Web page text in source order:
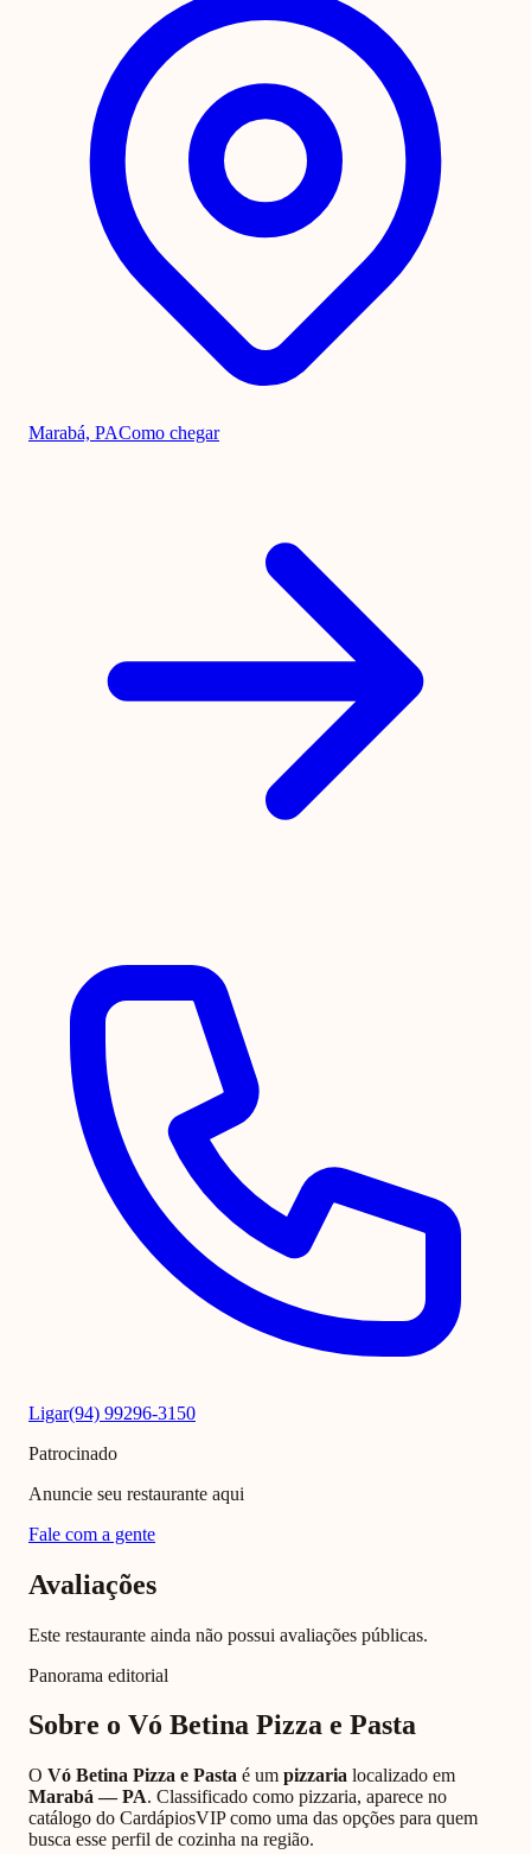
Marabá, PAComo chegar
Ligar(94) 99296-3150
Patrocinado
Anuncie seu restaurante aqui
Fale com a gente
Avaliações
Este restaurante ainda não possui avaliações públicas.
Panorama editorial
Sobre o Vó Betina Pizza e Pasta
O Vó Betina Pizza e Pasta é um pizzaria localizado em
Marabá —PA. Classificado como pizzaria, aparece no
catálogo do CardápiosVIP como uma das opções para quem
busca esse perfil de cozinha na região.